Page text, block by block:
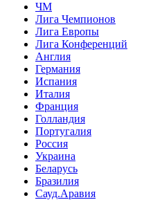
ЧМ
Лига Чемпионов
Лига Европы
Лига Конференций
Англия
Германия
Испания
Италия
Франция
Голландия
Португалия
Россия
Украина
Беларусь
Бразилия
Сауд.Аравия